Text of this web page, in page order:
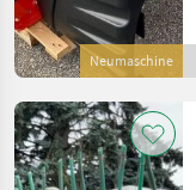
Neumaschine